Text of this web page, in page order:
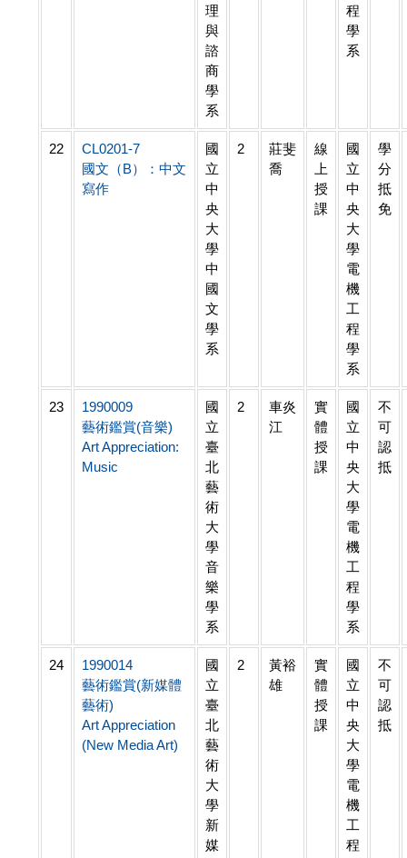
理
與
諮
商
學
系
程
學
系
22
CL0201-7
國文（B）：中文
寫作
國
立
中
央
大
學
中
國
文
學
系
2
莊斐
喬
線
上
授
課
國
立
中
央
大
學
電
機
工
程
學
系
學
分
抵
免
23
1990009
藝術鑑賞(音樂)
Art Appreciation:
Music
國
立
臺
北
藝
術
大
學
音
樂
學
系
2
車炎
江
實
體
授
課
國
立
中
央
大
學
電
機
工
程
學
系
不
可
認
抵
24
1990014
藝術鑑賞(新媒體
藝術)
Art Appreciation
(New Media Art)
國
立
臺
北
藝
術
大
學
新
媒
2
黃裕
雄
實
體
授
課
國
立
中
央
大
學
電
機
工
程
不
可
認
抵